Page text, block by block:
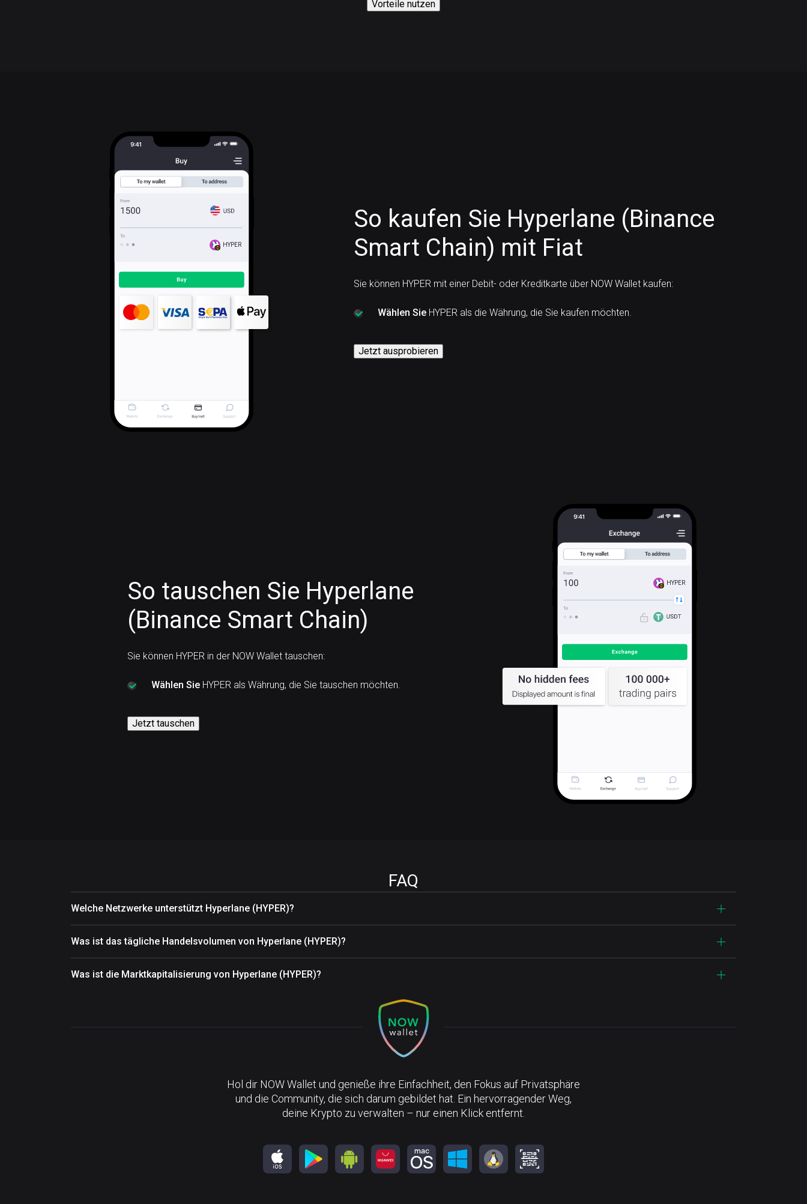
Vorteile nutzen
HYPER
So kaufen Sie Hyperlane (Binance
Smart Chain) mit Fiat
Sie können HYPER mit einer Debit- oder Kreditkarte über NOW Wallet kaufen:
Wählen SieHYPER als die Währung, die Sie kaufen möchten.
Jetzt ausprobieren
HYPER
So tauschen Sie Hyperlane
(Binance Smart Chain)
Sie können HYPER in der NOW Wallet tauschen:
Wählen Sie HYPER als Währung, die Sie tauschen möchten.
Jetzt tauschen
FAQ
Welche Netzwerke unterstützt Hyperlane (HYPER)?
Was ist das tägliche Handelsvolumen von Hyperlane (HYPER)?
Was ist die Marktkapitalisierung von Hyperlane (HYPER)?
Hol dir NOW Wallet und genieße ihre Einfachheit, den Fokus auf Privatsphäre
und die Community, die sich darum gebildet hat. Ein hervorragender Weg,
deine Krypto zu verwalten – nur einen Klick entfernt.